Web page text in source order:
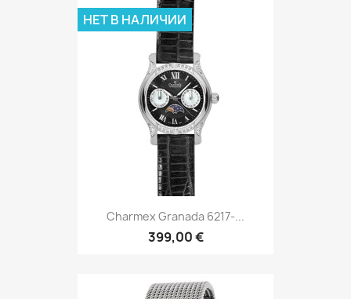
Charmex Granada 6217-...
399,00 €
НЕТ В НАЛИЧИИ